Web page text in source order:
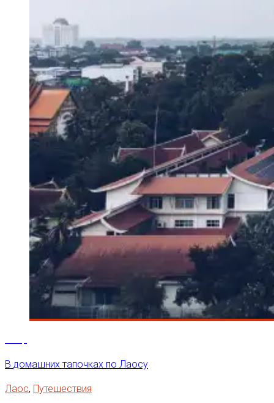
В домашних тапочках по Лаосу
Лаос, Путешествия